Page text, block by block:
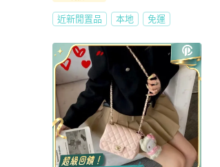
近新閒置品 本地 免運